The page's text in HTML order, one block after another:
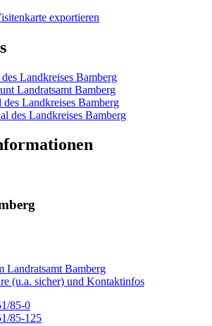
exportieren
Landkreises Bamberg
Landratsamt Bamberg
Landkreises Bamberg
des Landkreises Bamberg
Landratsamt Bamberg
(u.a. sicher) und Kontaktinfos
85-0
85-125